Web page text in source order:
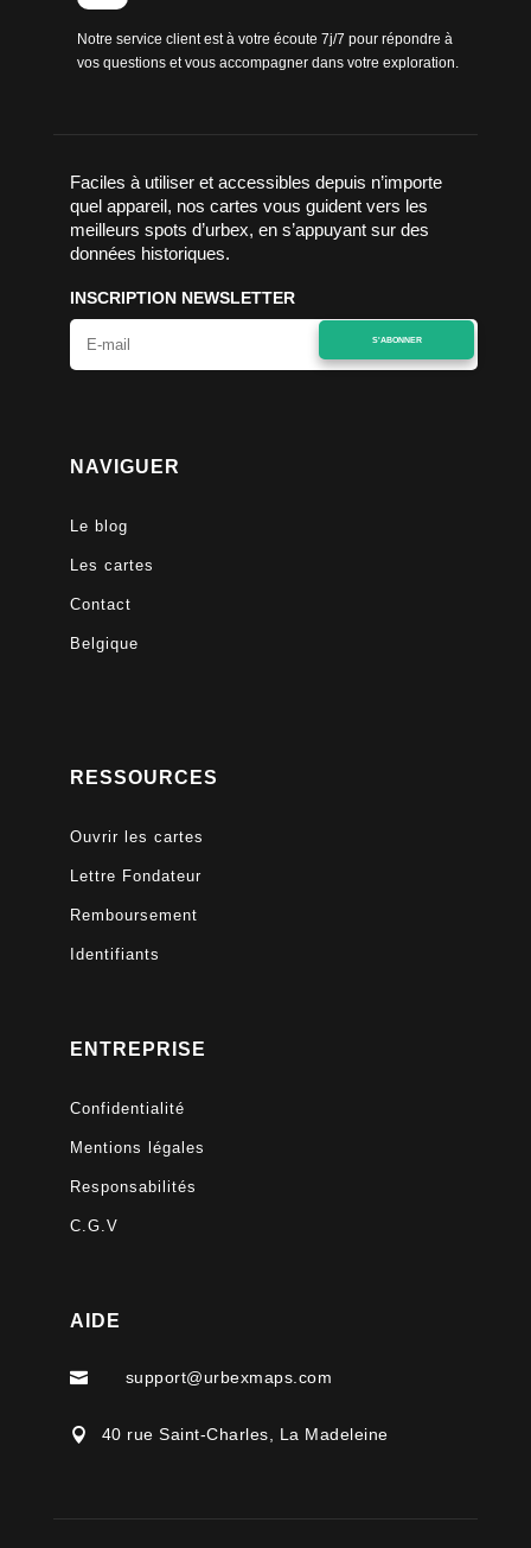
Notre service client est à votre écoute 7j/7 pour répondre à
vos questions et vous accompagner dans votre exploration.
Faciles à utiliser et accessibles depuis n’importe
quel appareil, nos cartes vous guident vers les
meilleurs spots d’urbex, en s’appuyant sur des
données historiques.
INSCRIPTION NEWSLETTER
S'ABONNER
NAVIGUER
Le blog
Les cartes
Contact
Belgique
RESSOURCES
Ouvrir les cartes
Lettre Fondateur
Remboursement
Identifiants
ENTREPRISE
Confidentialité
Mentions légales
Responsabilités
C.G.V
AIDE
 support@urbexmaps.com
 40 rue Saint-Charles, La Madeleine